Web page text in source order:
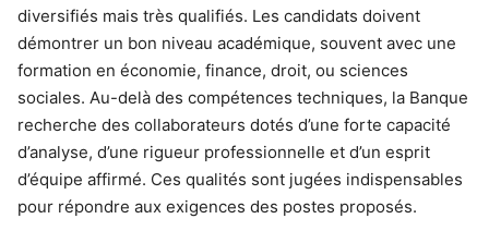
diversifiés mais très qualifiés. Les candidats doivent
démontrer un bon niveau académique, souvent avec une
formation en économie, finance, droit, ou sciences
sociales. Au-delà des compétences techniques, la Banque
recherche des collaborateurs dotés d’une forte capacité
d’analyse, d’une rigueur professionnelle et d’un esprit
d’équipe affirmé. Ces qualités sont jugées indispensables
pour répondre aux exigences des postes proposés.